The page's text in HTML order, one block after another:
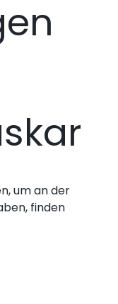
um an der
finden